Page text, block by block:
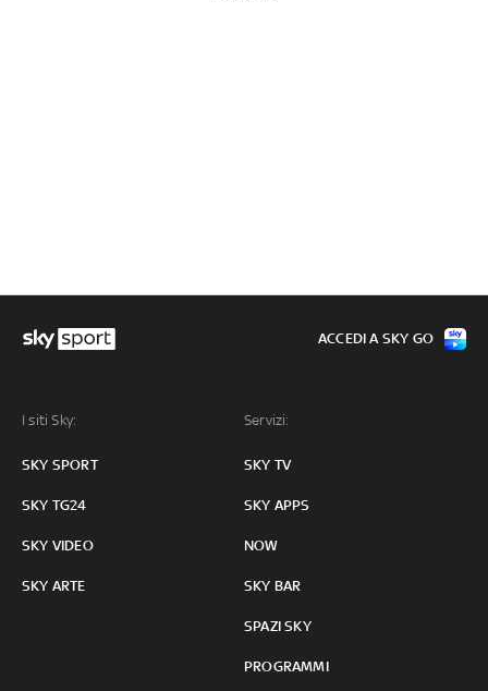
I siti Sky:
SKY SPORT
SKY TG24
SKY VIDEO
SKY ARTE
Servizi:
SKY TV
SKY APPS
NOW
SKY BAR
SPAZI SKY
PROGRAMMI
ACCEDI A SKY GO